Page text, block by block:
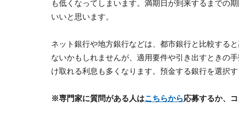
も低くなってしまいます。満期日が到来するまでの
いいと思います。
ネット銀行や地方銀行などは、都市銀行と比較する
ないかもしれませんが、適用要件や引き出すときの
け取れる利息も多くなります。預金する銀行を選択
※専門家に質問がある人はこちらから応募するか、